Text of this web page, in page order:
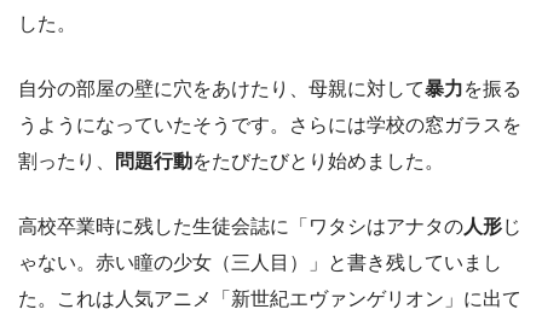
した。
自分の部屋の壁に穴をあけたり、母親に対して暴力を振る
うようになっていたそうです。さらには学校の窓ガラスを
割ったり、
問題行動をたびたびとり始めました。
高校卒業時に残した生徒会誌に「ワタシはアナタの人形じ
ゃない。赤い瞳の少女（三人目）」と書き残していまし
た。これは人気アニメ「新世紀エヴァンゲリオン」に出て